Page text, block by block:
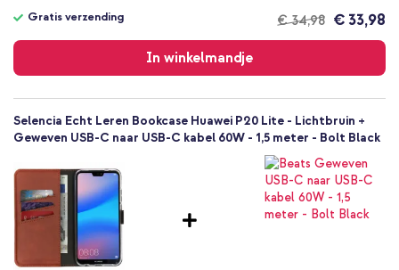
Bookcase
Hoesje
Volledige bescherming
€ 34,98
Gratis verzending € 33,98
In winkelmandje
verzending
Selencia Echt Leren Bookcase Huawei P20 Lite - Lichtbruin +
Geweven USB-C naar USB-C kabel 60W - 1,5 meter - Bolt Black